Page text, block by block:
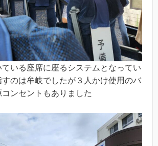
いる座席に座るシステムとなってい
すのは牟岐でしたが３人かけ使用のバ
ンセントもありました